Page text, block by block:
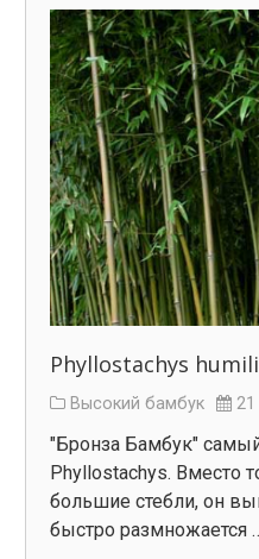
Phyllostachys
Высокий бамбук
"Бронза Бамбук"
Phyllostachys. Вместо
большие стебли, он
быстро размножается